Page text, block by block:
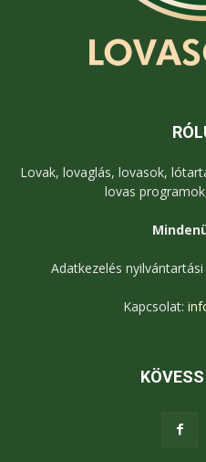
Lovak, lovaglás, lovasok,
lovas
Adatkezelés
Kapcsolat: